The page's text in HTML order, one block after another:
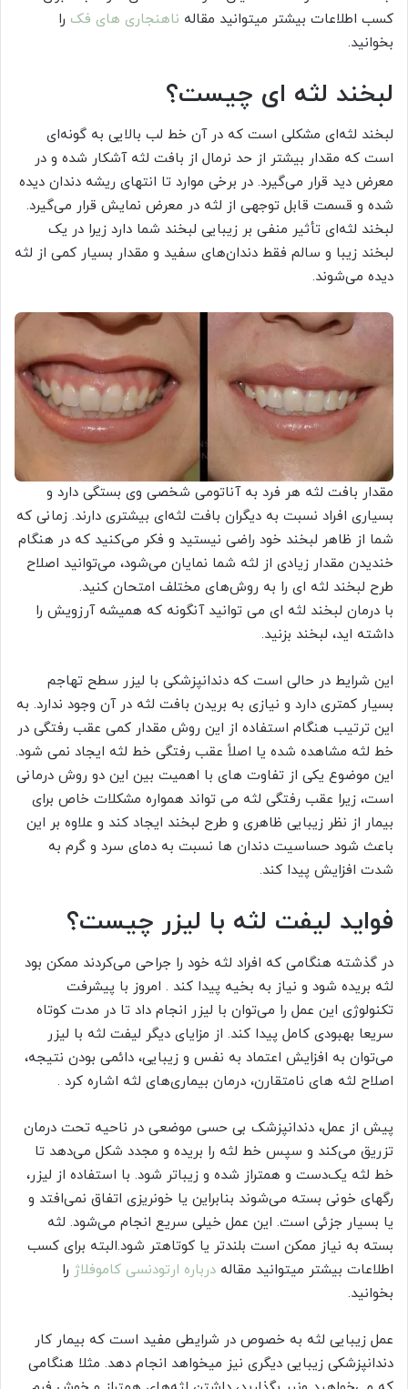
کسب اطلاعات بیشتر میتوانید مقاله ناهنجاری های فک را
بخوانید.
لبخند لثه ای چیست؟
لبخند لثه‌ای مشکلی است که در آن خط لب بالایی به گونه‌ای
است که مقدار بیشتر از حد نرمال از بافت لثه آشکار شده و در
معرض دید قرار می‌گیرد. در برخی موارد تا انتهای ریشه دندان دیده
شده و قسمت قابل توجهی از لثه در معرض نمایش قرار می‌گیرد.
لبخند لثه‌ای تأثیر منفی بر زیبایی لبخند شما دارد زیرا در یک
لبخند زیبا و سالم فقط دندان‌های سفید و مقدار بسیار کمی از لثه
دیده می‌شوند.
مقدار بافت لثه هر فرد به آناتومی شخصی وی بستگی دارد و
بسیاری افراد نسبت به دیگران بافت لثه‌ای بیشتری دارند. زمانی که
شما از ظاهر لبخند خود راضی نیستید و فکر می‌کنید که در هنگام
خندیدن مقدار زیادی از لثه شما نمایان می‌شود، می‌توانید اصلاح
طرح لبخند لثه ای را به روش‌های مختلف امتحان کنید.
با درمان لبخند لثه ای می توانید آنگونه که همیشه آرزویش را
داشته اید، لبخند بزنید.
این شرایط در حالی است که دندانپزشکی با لیزر سطح تهاجم
بسیار کمتری دارد و نیازی به بریدن بافت لثه در آن وجود ندارد. به
این ترتیب هنگام استفاده از این روش مقدار کمی عقب رفتگی در
خط لثه مشاهده شده یا اصلاً عقب رفتگی خط لثه ایجاد نمی شود.
این موضوع یکی از تفاوت های با اهمیت بین این دو روش درمانی
است، زیرا عقب رفتگی لثه می تواند همواره مشکلات خاص برای
بیمار از نظر زیبایی ظاهری و طرح لبخند ایجاد کند و علاوه بر این
باعث شود حساسیت دندان ها نسبت به دمای سرد و گرم به
شدت افزایش پیدا کند.
فواید لیفت لثه با لیزر چیست؟
در گذشته هنگامی که افراد لثه خود را جراحی می‌کردند ممکن بود
لثه بریده شود و نیاز به بخیه پیدا کند . امروز با پیشرفت
تکنولوژی این عمل را می‌توان با لیزر انجام داد تا در مدت کوتاه
سریعا بهبودی کامل پیدا کند. از مزایای دیگر لیفت لثه با لیزر
می‌توان به افزایش اعتماد به نفس و زیبایی، دائمی بودن نتیجه،
اصلاح لثه های نامتقارن، درمان بیماری‌های لثه اشاره کرد .
پیش از عمل، دندانپزشک بی حسی موضعی در ناحیه تحت درمان
تزریق می‌کند و سپس خط لثه را بریده و مجدد شکل می‌دهد تا
خط لثه یک‌دست و همتراز شده و زیباتر شود. با استفاده از لیزر،
رگهای خونی بسته می‌شوند بنابراین یا خونریزی اتفاق نمی‌افتد و
یا بسیار جزئی است. این عمل خیلی سریع انجام می‌شود. لثه
بسته به نیاز ممکن است بلندتر یا کوتاهتر شود.البته برای کسب
اطلاعات بیشتر میتوانید مقاله درباره ارتودنسی کاموفلاژ را
بخوانید.
عمل زیبایی لثه به خصوص در شرایطی مفید است که بیمار کار
دندانپزشکی زیبایی دیگری نیز میخواهد انجام دهد. مثلا هنگامی